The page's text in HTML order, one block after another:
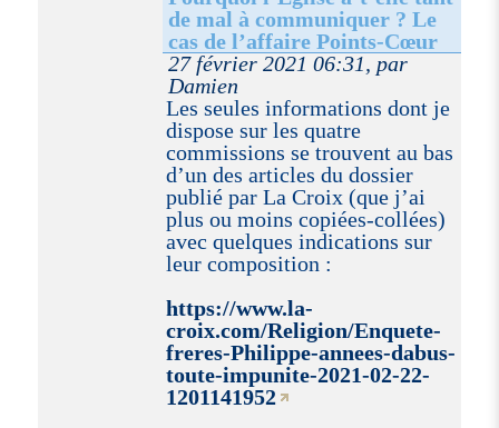
de mal à communiquer ? Le
cas de l’affaire Points-Cœur
27 février 2021 06:31, par
Damien
Les seules informations dont je
dispose sur les quatre
commissions se trouvent au bas
d’un des articles du dossier
publié par La Croix (que j’ai
plus ou moins copiées-collées)
avec quelques indications sur
leur composition :
https://www.la-
croix.com/Religion/Enquete-
freres-Philippe-annees-dabus-
toute-impunite-2021-02-22-
1201141952